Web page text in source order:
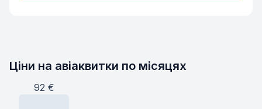
Ціни на авіаквитки по місяцях
92 €